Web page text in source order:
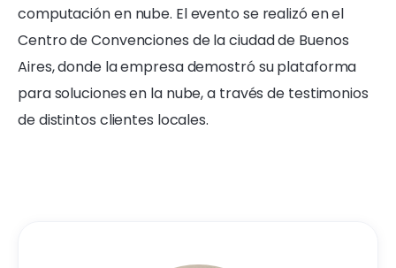
computación en nube. El evento se realizó en el
Centro de Convenciones de la ciudad de Buenos
Aires, donde la empresa demostró su plataforma
para soluciones en la nube, a través de testimonios
de distintos clientes locales.